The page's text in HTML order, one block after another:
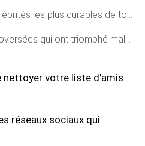
les plus durables de tous les temps
qui ont triomphé malgré les scandales
nettoyer votre liste d'amis
réseaux sociaux qui